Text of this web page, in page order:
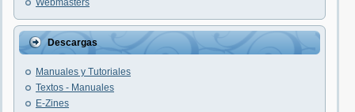
Webmasters
Descargas
Manuales y Tutoriales
Textos - Manuales
E-Zines